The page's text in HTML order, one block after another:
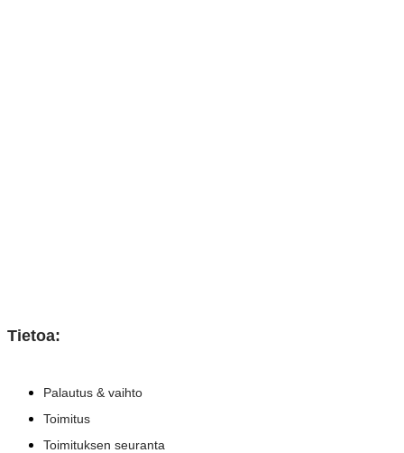
Tietoa:
Palautus & vaihto
Toimitus
Toimituksen seuranta